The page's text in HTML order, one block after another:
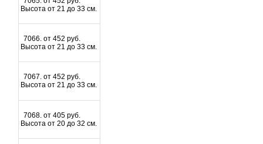
Высота от 21 до 33 см.
7066. от 452 руб.
Высота от 21 до 33 см.
7067. от 452 руб.
Высота от 21 до 33 см.
7068. от 405 руб.
Высота от 20 до 32 см.